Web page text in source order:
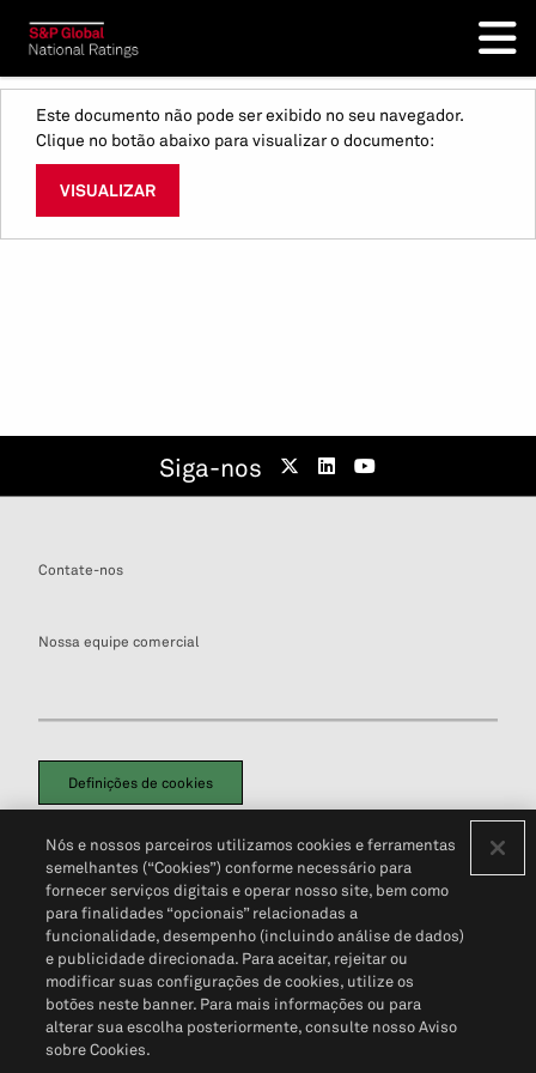
Este documento não pode ser exibido no seu navegador.
Clique no botão abaixo para visualizar o documento:
VISUALIZAR
Siga-nos
Contate-nos
Nossa equipe comercial
Definições de cookies
Política de PrivacidadePortal de privacidade do cliente (em inglês)
Não Venda Minhas Informações Pessoais© 2026 S&P Global
Nós e nossos parceiros utilizamos cookies e ferramentas
semelhantes (“Cookies”) conforme necessário para
fornecer serviços digitais e operar nosso site, bem como
para finalidades “opcionais” relacionadas a
funcionalidade, desempenho (incluindo análise de dados)
e publicidade direcionada. Para aceitar, rejeitar ou
modificar suas configurações de cookies, utilize os
botões neste banner. Para mais informações ou para
alterar sua escolha posteriormente, consulte nosso Aviso
sobre Cookies.